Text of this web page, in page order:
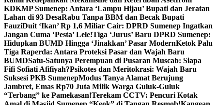
KDKMP Sumenep: Antara ‘Lampu Hijau’ Bupati dan Jeratan
Lahan di 93 DesaRabu Tanpa BBM dan Becak Bupati
FauziDuit ‘Ikan’ Rp 1,6 Miliar Cair: DPRD Sumenep Ingatkan
Jangan Cuma ‘Pesta’ Lele!Tiga ‘Jurus’ Baru DPRD Sumenep:
Hidupkan BUMD Hingga ‘Jinakkan’ Pasar ModernKetok Palu
Tiga Raperda: Antara Proteksi Pasar dan Wajah Baru
BUMDSatu-Satunya Perempuan di Pusaran Muscab: Siapa
Fifi Sofiati Afifiyah?Psikotes dan Meritokrasi: Wajah Baru
Suksesi PKB SumenepModus Tanya Alamat Berujung
Jambret, Emas Rp70 Juta Milik Warga Guluk-Guluk
“Terbang” ke Pamekasan!Terekam CCTV: Pencuri Kotak